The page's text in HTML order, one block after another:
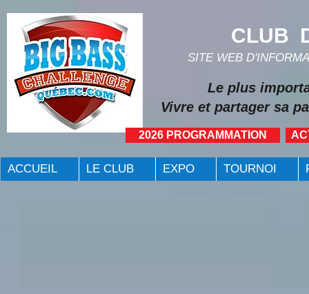
CLUB
SITE WEB
Vivre et partager sa
2026 PROGRAMMATION
Le plus
ACCUEIL LE CLUB EXPO TOURNOI